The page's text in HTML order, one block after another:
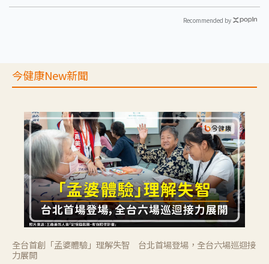
Recommended by
今健康New新聞
全台首創「孟婆體驗」理解失智 台北首場登場，全台六場巡迴接
力展開